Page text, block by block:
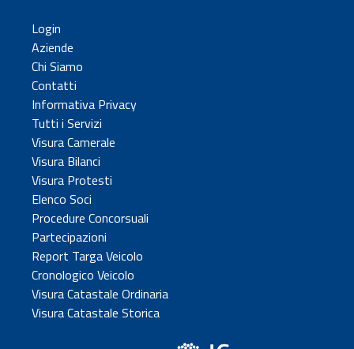
Login
Aziende
Chi Siamo
Contatti
Informativa Privacy
Tutti i Servizi
Visura Camerale
Visura Bilanci
Visura Protesti
Elenco Soci
Procedure Concorsuali
Partecipazioni
Report Targa Veicolo
Cronologico Veicolo
Visura Catastale Ordinaria
Visura Catastale Storica